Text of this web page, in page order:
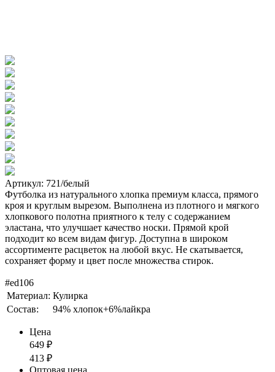
Артикул: 721/белый
Футболка из натурального хлопка премиум класса, прямого
кроя и круглым вырезом. Выполнена из плотного и мягкого
хлопкового полотна приятного к телу с содержанием
эластана, что улучшает качество носки. Прямой крой
подходит ко всем видам фигур. Доступна в широком
ассортименте расцветок на любой вкус. Не скатывается,
сохраняет форму и цвет после множества стирок.
#ed106
Материал: Кулирка
Состав:
94% хлопок+6%лайкра
Цена
649 ₽
413 ₽
Оптовая цена